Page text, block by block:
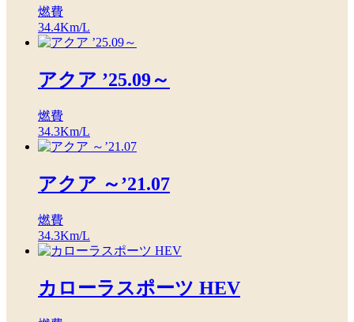
燃費
34.4Km/L
アクア ’25.09～
燃費
34.3Km/L
アクア ～’21.07
燃費
34.3Km/L
カローラスポーツ HEV